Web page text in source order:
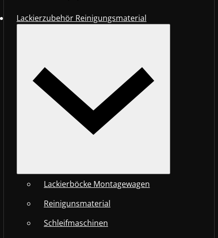
Lackierzubehör Reinigungsmaterial
Lackierböcke Montagewagen
Reinigunsmaterial
Schleifmaschinen